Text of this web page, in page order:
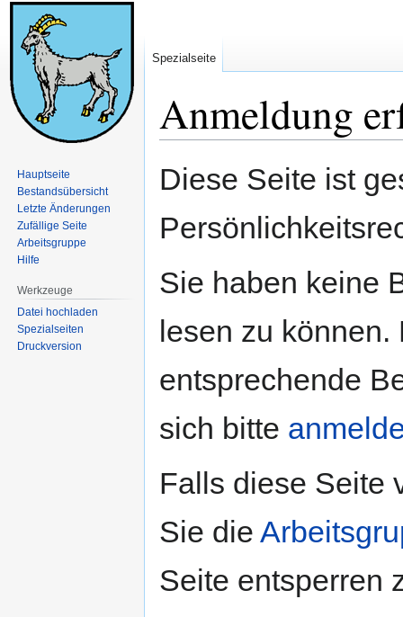
Anmeldung
Navigation
Suche
Diese Seite ist
Sie haben keine
lesen zu
entsprechende
sich bitte
Falls diese Seite
Sie die
Seite entsperren
Spezialseite
Hauptseite
Bestandsübersicht
Letzte Änderungen
Zufällige Seite
Arbeitsgruppe
Hilfe
Werkzeuge
Datei hochladen
Spezialseiten
Druckversion